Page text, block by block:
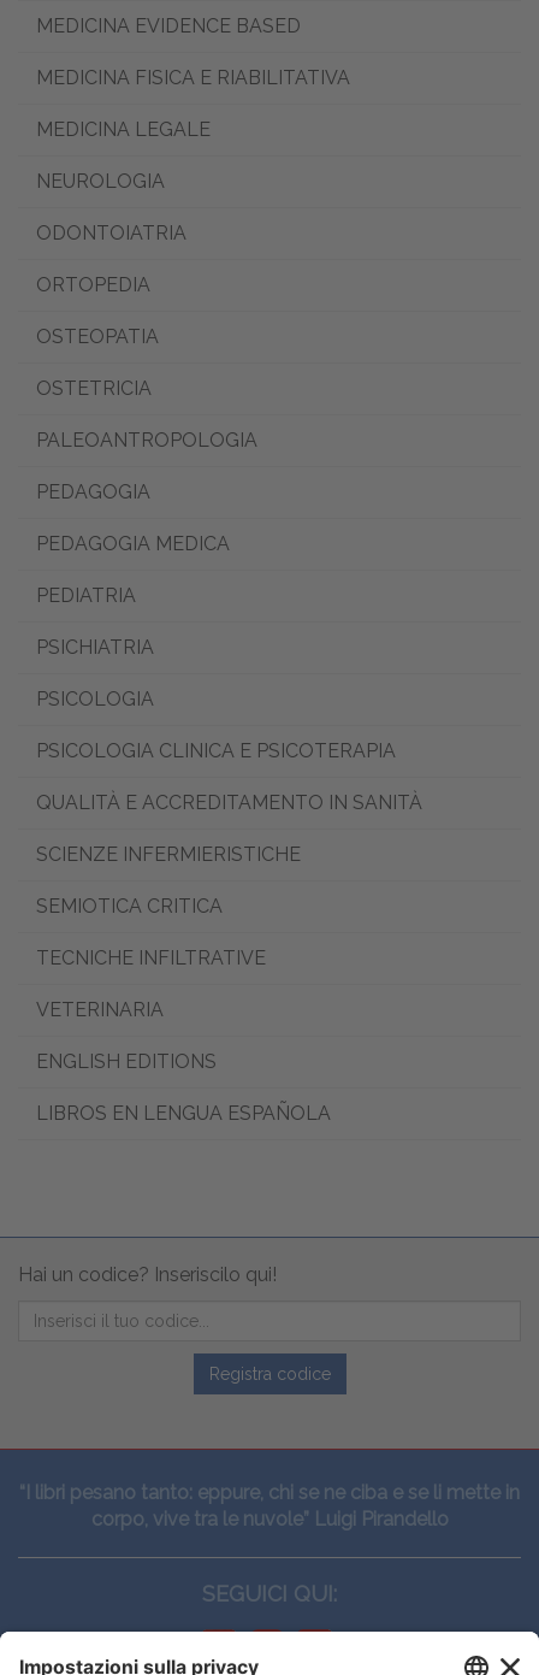
MEDICINA EVIDENCE BASED
MEDICINA FISICA E RIABILITATIVA
MEDICINA LEGALE
NEUROLOGIA
ODONTOIATRIA
ORTOPEDIA
OSTEOPATIA
OSTETRICIA
PALEOANTROPOLOGIA
PEDAGOGIA
PEDAGOGIA MEDICA
PEDIATRIA
PSICHIATRIA
PSICOLOGIA
PSICOLOGIA CLINICA E PSICOTERAPIA
QUALITÀ E ACCREDITAMENTO IN SANITÀ
SCIENZE INFERMIERISTICHE
SEMIOTICA CRITICA
TECNICHE INFILTRATIVE
VETERINARIA
ENGLISH EDITIONS
LIBROS EN LENGUA ESPAÑOLA
Hai un codice? Inseriscilo qui!
Registra codice
“I libri pesano tanto: eppure, chi se ne ciba e se li mette in
corpo, vive tra le nuvole” Luigi Pirandello
SEGUICI QUI: